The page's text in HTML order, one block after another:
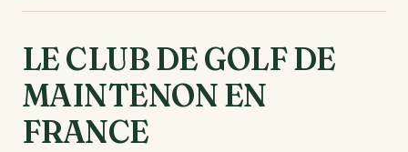
LE CLUB DE GOLF DE
MAINTENON EN
FRANCE